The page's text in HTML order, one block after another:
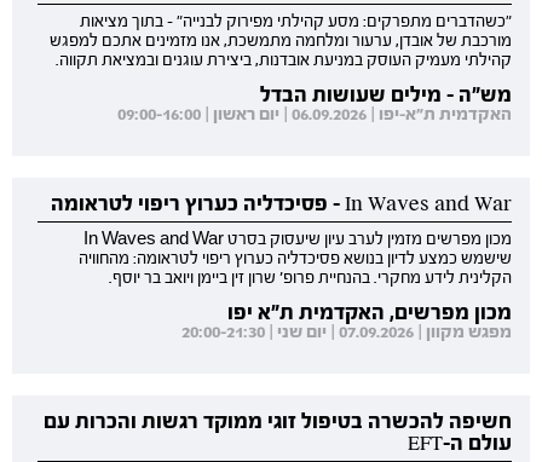
"כשהדברים מתפרקים: מסע קהילתי מפירוק לבנייה" - בתוך מציאות
מורכבת של אובדן, ערעור ומלחמה מתמשכת, אנו מזמינים אתכם למפגש
קהילתי מעמיק העוסק במניעת אובדנות, ביצירת עוגנים ובמציאת תקווה.
מש"ה - מילים שעושות הבדל
האקדמית ת"א-יפו | 06.09.2026 | יום ראשון | 09:00-16:00
In Waves and War - פסיכדליה כערוץ ריפוי לטראומה
מכון מפרשים מזמין לערב עיון שיעסוק בסרט In Waves and War
שישמש כמצע לדיון בנושא פסיכדליה כערוץ ריפוי לטראומה: מהחוויה
הקלינית לידע מחקרי. בהנחיית פרופ' שרון זין ביימן ויואב בר יוסף.
מכון מפרשים, האקדמית ת"א יפו
מפגש מקוון | 07.09.2026 | יום שני | 20:00-21:30
חשיפה להכשרה בטיפול זוגי ממוקד רגשות והכרות עם
עולם ה-EFT